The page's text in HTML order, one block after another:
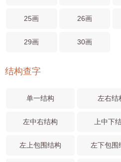
25画 26画
29画 30画
结构查字
单一结构 左右结
左中右结构 上中下
左上包围结构 左下包围